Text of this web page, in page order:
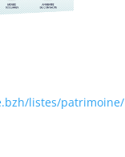
listes/patrimoine/